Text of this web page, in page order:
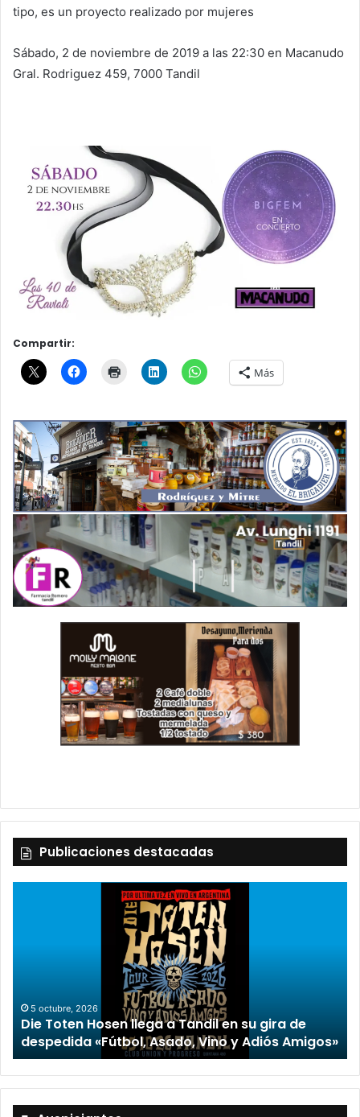
tipo, es un proyecto realizado por mujeres
Sábado, 2 de noviembre de 2019 a las 22:30 en Macanudo
Gral. Rodriguez 459, 7000 Tandil
Compartir:
Más
Publicaciones destacadas
“TIRRIA” llega a Tandil con un elenco de lujo
encabezado por Capusotto, Spregelburd y
Stefani